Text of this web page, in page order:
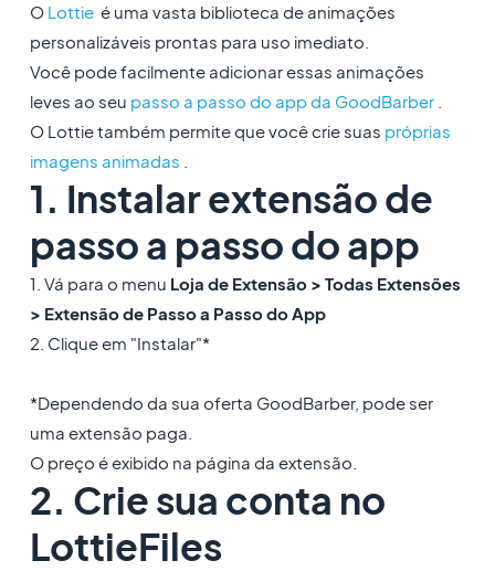
O Lottieé uma vasta biblioteca de animações
personalizáveis ​​prontas para uso imediato.
Você pode facilmente adicionar essas animações
leves ao seu passo a passo do app da GoodBarber.
O Lottie também permite que você crie suas próprias
imagens animadas
1. Instalar extensão de
passo a passo do app
1. Vá para o menu Loja de Extensão > Todas Extensões
> Extensão de Passo a Passo do App
2. Clique em "Instalar"*
*Dependendo da sua oferta GoodBarber, pode ser
uma extensão paga.
O preço é exibido na página da extensão.
2. Crie sua conta no
LottieFiles